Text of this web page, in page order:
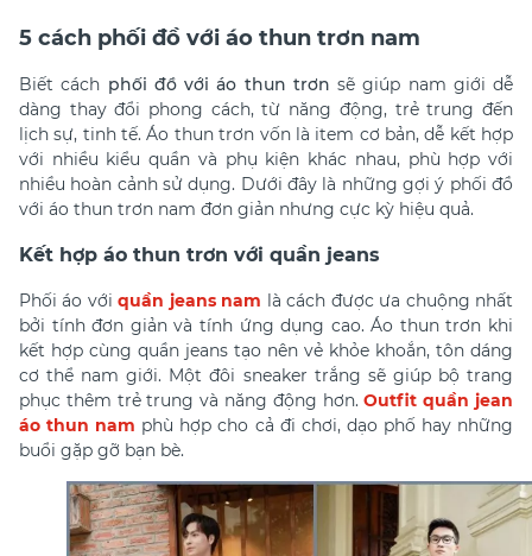
5 cách phối đồ với áo thun trơn nam
Biết cách phối đồ với áo thun trơn sẽ giúp nam giới dễ
dàng thay đổi phong cách, từ năng động, trẻ trung đến
lịch sự, tinh tế. Áo thun trơn vốn là item cơ bản, dễ kết hợp
với nhiều kiểu quần và phụ kiện khác nhau, phù hợp với
nhiều hoàn cảnh sử dụng. Dưới đây là những gợi ý phối đồ
với áo thun trơn nam đơn giản nhưng cực kỳ hiệu quả.
Kết hợp áo thun trơn với quần jeans
Phối áo vớiquần jeans nam là cách được ưa chuộng nhất
bởi tính đơn giản và tính ứng dụng cao. Áo thun trơn khi
kết hợp cùng quần jeans tạo nên vẻ khỏe khoắn, tôn dáng
cơ thể nam giới. Một đôi sneaker trắng sẽ giúp bộ trang
phục thêm trẻ trung và năng động hơn.Outfit quần jean
áo thun nam phù hợp cho cả đi chơi, dạo phố hay những
buổi gặp gỡ bạn bè.